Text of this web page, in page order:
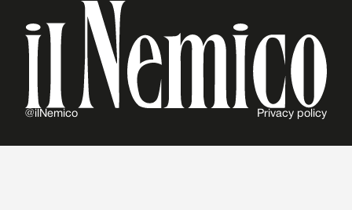
@ilNemico Privacy policy